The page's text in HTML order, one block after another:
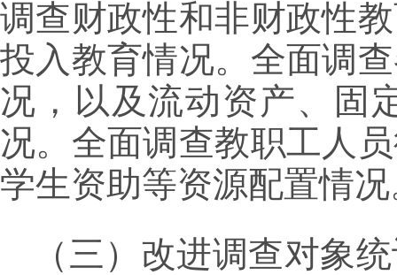
调查财政性和非财政性
投入教育情况。全面调
况，以及流动资产、固
况。全面调查教职工人
学生资助等资源配置情
（三）改进调查对象